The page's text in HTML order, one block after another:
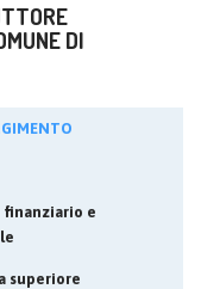
DI
e
superiore